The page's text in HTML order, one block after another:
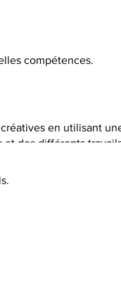
compétences.
en utilisant
et des différents